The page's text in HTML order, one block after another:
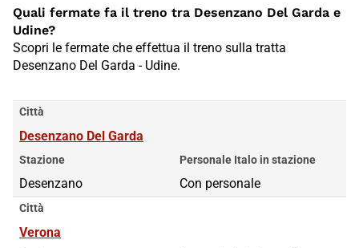
Quali fermate fa il treno tra Desenzano Del Garda e
Udine?
Scopri le fermate che effettua il treno sulla tratta
Desenzano Del Garda - Udine.
Città
Desenzano Del Garda
Stazione
Desenzano
Personale Italo in stazione
Con personale
Città
Verona